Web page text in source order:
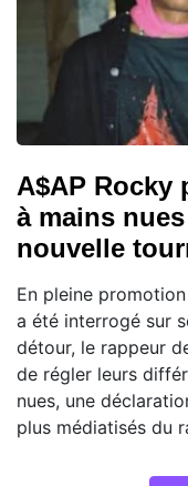
A$AP Rocky
à mains
nouvelle
En pleine
a été interrogé sur
détour, le rappeur
de régler leurs
nues, une
plus médiatisés du